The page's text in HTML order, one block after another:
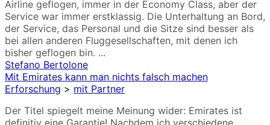
Airline geflogen, immer in der Economy Class, aber der
Service war immer erstklassig. Die Unterhaltung an Bord,
der Service, das Personal und die Sitze sind besser als
bei allen anderen Fluggesellschaften, mit denen ich
bisher geflogen bin. ...
Stefano Bertolone
Mit Emirates kann man nichts falsch machen
Erforschung > mit Partner
Der Titel spiegelt meine Meinung wider: Emirates ist